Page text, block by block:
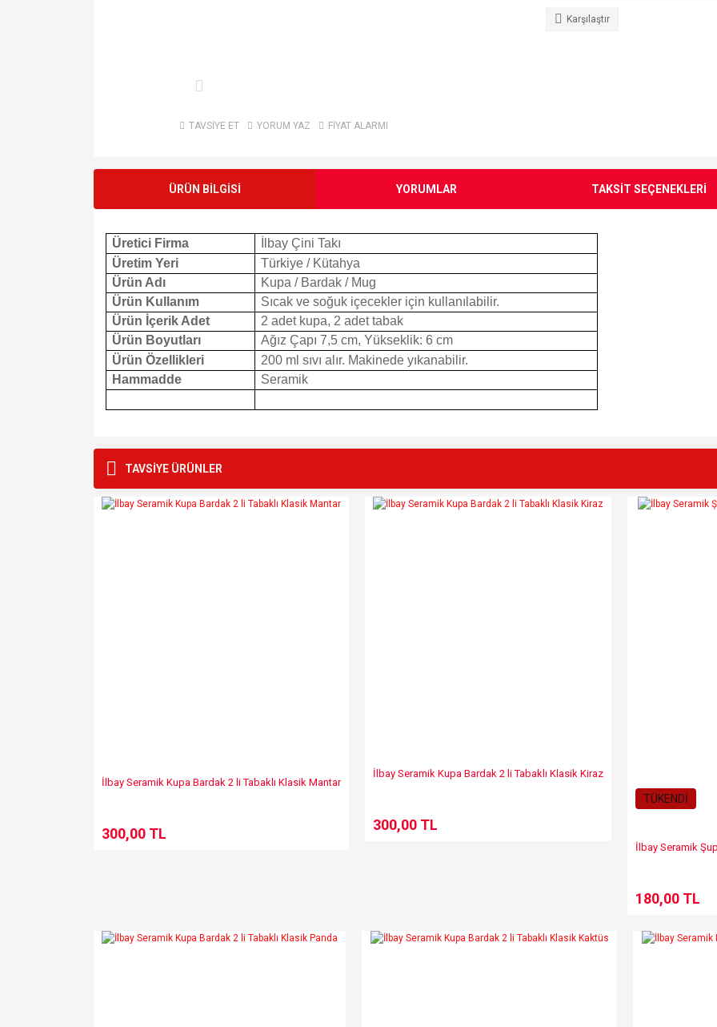
TAVSİYE ET YORUM YAZ FİYAT ALARMI
Karşılaştır
ÜRÜN BİLGİSİ YORUMLAR TAKSİT SEÇENEKLERİ
Üretici Firma
İlbay Çini Takı
Üretim Yeri
Türkiye / Kütahya
Ürün Adı
Kupa / Bardak / Mug
Ürün Kullanım
Sıcak ve soğuk içecekler için kullanılabilir.
Ürün İçerik Adet
2 adet kupa, 2 adet tabak
Ürün Boyutları
Ağız Çapı 7,5 cm, Yükseklik: 6 cm
Ürün Özellikleri
200 ml sıvı alır. Makinede yıkanabilir.
Hammadde
Seramik
Ürün resmi kalitesiz, bozuk veya görüntülenemiyor.
TAVSİYE ÜRÜNLER
İlbay Seramik Kupa Bardak 2 li Tabaklı Klasik Mantar
300,00 TL
İlbay Seramik Kupa Bardak 2 li Tabaklı Klasik Kiraz
300,00 TL
TÜKENDİ
İlbay Seramik
180,00 TL